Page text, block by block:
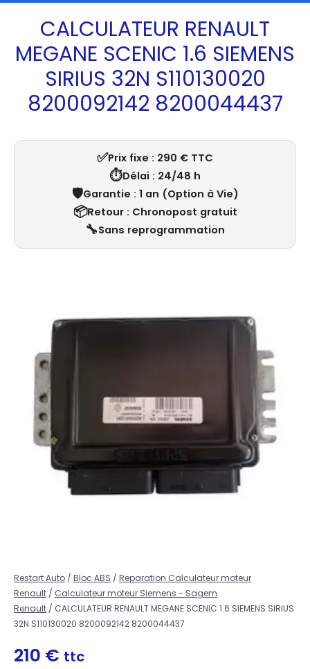
CALCULATEUR RENAULT
MEGANE SCENIC 1.6 SIEMENS
SIRIUS 32N S110130020
8200092142 8200044437
✅Prix fixe : 290 € TTC
⏱️Délai : 24/48 h
🛡️Garantie : 1 an (Option à Vie)
📦Retour : Chronopost gratuit
🔧Sans reprogrammation
Restart Auto / Bloc ABS / Reparation Calculateur moteur
Renault / Calculateur moteur Siemens - Sagem
Renault / CALCULATEUR RENAULT MEGANE SCENIC 1.6 SIEMENS SIRIUS
32N S110130020 8200092142 8200044437
210 € ttc